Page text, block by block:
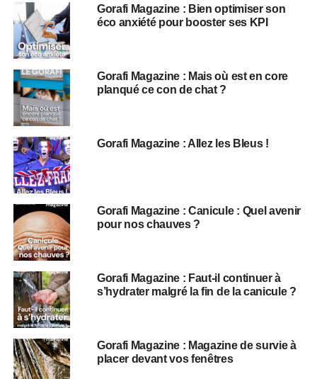
Gorafi Magazine : Bien optimiser son
éco anxiété pour booster ses KPI
Gorafi Magazine : Mais où est en core
planqué ce con de chat ?
Gorafi Magazine : Allez les Bleus !
Gorafi Magazine : Canicule : Quel avenir
pour nos chauves ?
Gorafi Magazine : Faut-il continuer à
s’hydrater malgré la fin de la canicule ?
Gorafi Magazine : Magazine de survie à
placer devant vos fenêtres